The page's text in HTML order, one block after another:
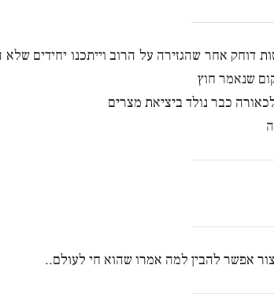
דוחק אחר שהגזירה על הרוב וייתכנו יחידים
שנאמר חוץ
כבר נולד ביציאת מצרים
אפשר להבין למה אמרו שהוא חי לעולם..